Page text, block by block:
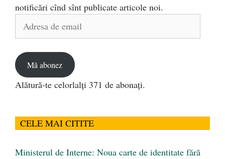
notificări cînd sînt publicate articole noi.
Adresa
Mă abonez
Alătură-te celorlalți 371 de abonați.
CELE MAI CITITE
Ministerul de Interne: Noua carte de identitate fără